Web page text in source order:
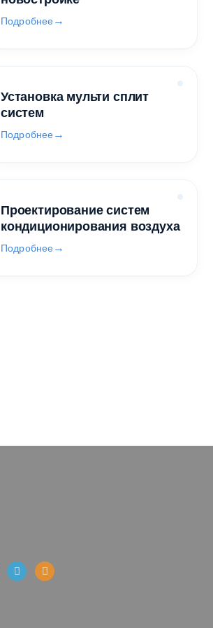
Подробнее
Установка мульти сплит
систем
Подробнее
Проектирование систем
кондиционирования воздуха
Подробнее